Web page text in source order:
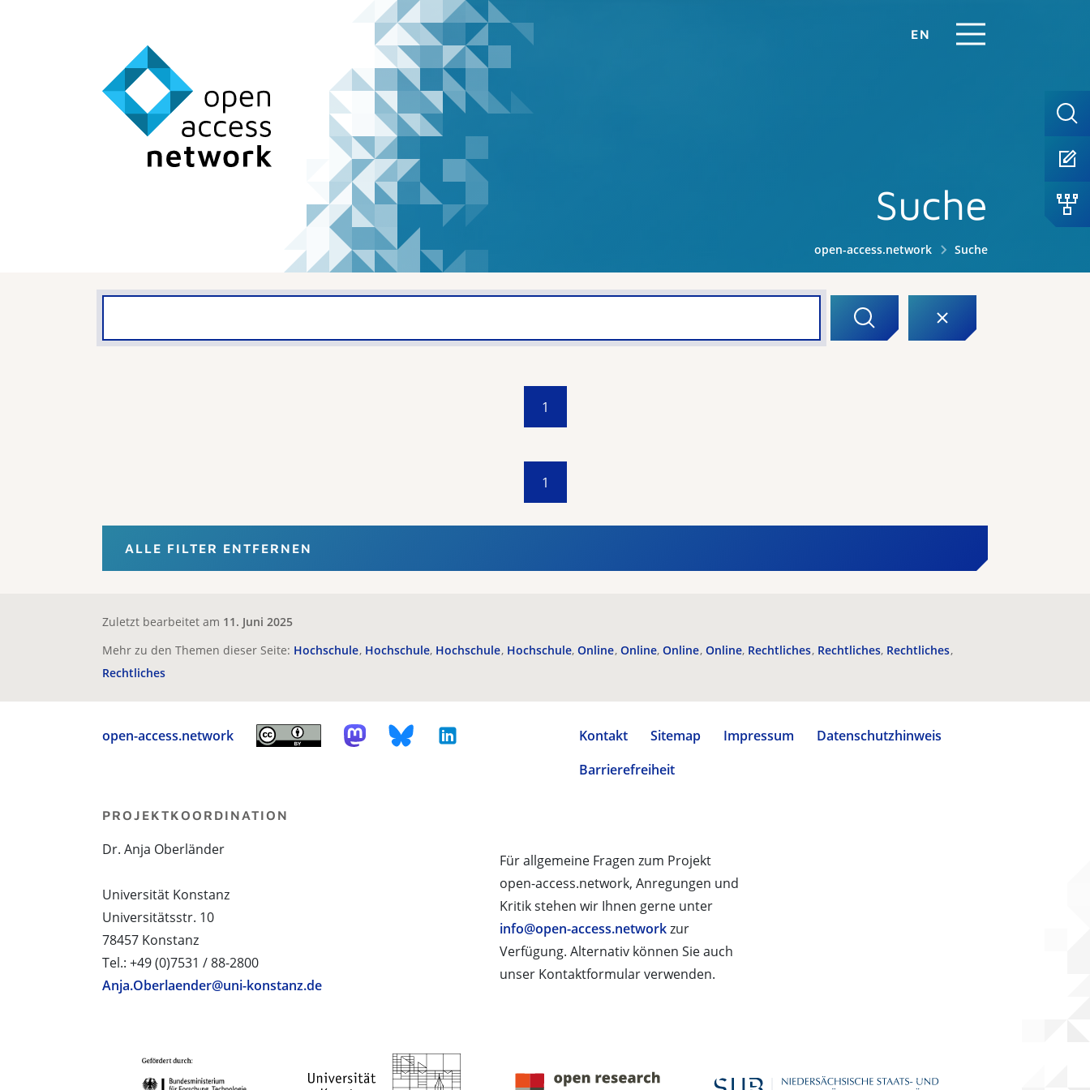
EN
Suche
open-access.network Suche
1
1
ALLE FILTER ENTFERNEN
Zuletzt bearbeitet am 11. Juni 2025
Mehr zu den Themen dieser Seite: Hochschule Hochschule Hochschule Hochschule Online Online Online Online Rechtliches Rechtliches Rechtliches
Rechtliches
open-access.network Kontakt Sitemap Impressum
Datenschutzhinweis
Barrierefreiheit
Für allgemeine Fragen zum Projekt
open-access.network, Anregungen und
Kritik stehen wir Ihnen gerne unter
info@open-access.networkzur
Verfügung. Alternativ können Sie auch
unser Kontaktformular verwenden.
PROJEKTKOORDINATION
Dr. Anja Oberländer
Universität Konstanz
Universitätsstr. 10
78457 Konstanz
Tel.: +49 (0)7531 / 88-2800
Anja.Oberlaender@uni-konstanz.de